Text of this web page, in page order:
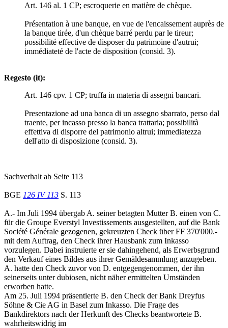
Art. 146 al. 1 CP; escroquerie en matière de chèque.
Présentation à une banque, en vue de l'encaissement auprès de
la banque tirée, d'un chèque barré perdu par le tireur;
possibilité effective de disposer du patrimoine d'autrui;
immédiateté de l'acte de disposition (consid. 3).
Regesto (it):
Art. 146 cpv. 1 CP; truffa in materia di assegni bancari.
Presentazione ad una banca di un assegno sbarrato, perso dal
traente, per incasso presso la banca trattaria; possibilità
effettiva di disporre del patrimonio altrui; immediatezza
dell'atto di disposizione (consid. 3).
Sachverhalt ab Seite 113
BGE 126 IV 113 S. 113
A.- Im Juli 1994 übergab A. seiner betagten Mutter B. einen von C.
für die Groupe Everstyl Investissements ausgestellten, auf die Bank
Société Générale gezogenen, gekreuzten Check über FF 370'000.-
mit dem Auftrag, den Check ihrer Hausbank zum Inkasso
vorzulegen. Dabei instruierte er sie dahingehend, als Erwerbsgrund
den Verkauf eines Bildes aus ihrer Gemäldesammlung anzugeben.
A. hatte den Check zuvor von D. entgegengenommen, der ihn
seinerseits unter dubiosen, nicht näher ermittelten Umständen
erworben hatte.
Am 25. Juli 1994 präsentierte B. den Check der Bank Dreyfus
Söhne & Cie AG in Basel zum Inkasso. Die Frage des
Bankdirektors nach der Herkunft des Checks beantwortete B.
wahrheitswidrig im